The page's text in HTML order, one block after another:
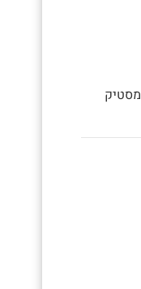
- "אחי לך לקיוסק ושפשף לנו 2 מסטיק